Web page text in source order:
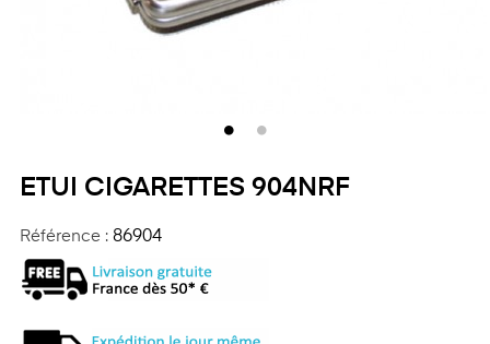
ETUI CIGARETTES 904NRF
Référence : 86904